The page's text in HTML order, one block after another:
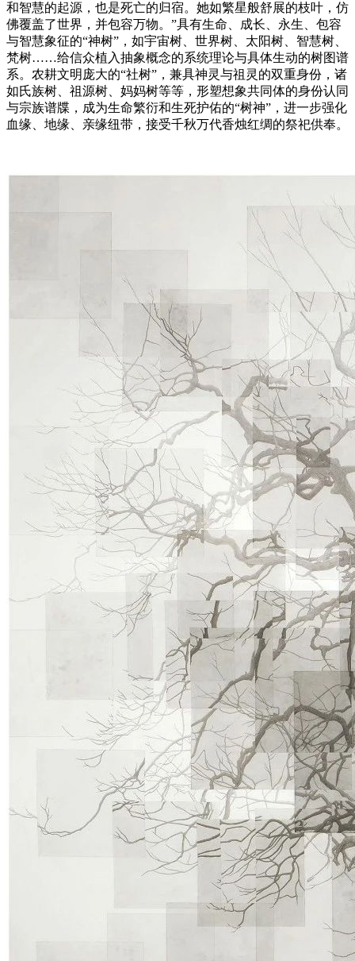
和智慧的起源，也是死亡的归宿。她如繁星般舒展的枝叶，仿
佛覆盖了世界，并包容万物。”具有生命、成长、永生、包容
与智慧象征的“神树”，如宇宙树、世界树、太阳树、智慧树、
梵树……给信众植入抽象概念的系统理论与具体生动的树图谱
系。农耕文明庞大的“社树”，兼具神灵与祖灵的双重身份，诸
如氏族树、祖源树、妈妈树等等，形塑想象共同体的身份认同
与宗族谱牒，成为生命繁衍和生死护佑的“树神”，进一步强化
血缘、地缘、亲缘纽带，接受千秋万代香烛红绸的祭祀供奉。